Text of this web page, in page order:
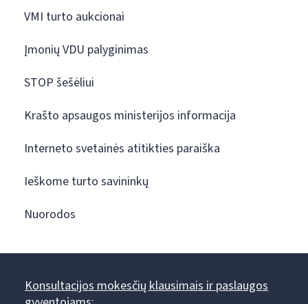
VMI turto aukcionai
Įmonių VDU palyginimas
STOP šešėliui
Krašto apsaugos ministerijos informacija
Interneto svetainės atitikties paraiška
Ieškome turto savininkų
Nuorodos
Konsultacijos mokesčių klausimais ir paslaugos